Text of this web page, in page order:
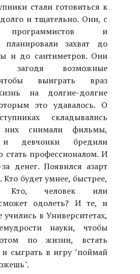
стали готовиться к
и тщательно. Они, с
и
планировали захват до
и до сантиметров. Они
загодя возможные
выиграть враз
на долгие-долгие
это удавалось. О
складывались
снимали фильмы,
и девчонки бредили
стать профессионалом. И
денег. Появился азарт
Кто будет умнее, быстрее,
Кто, человек или
одолеть? И те, и
учились в Университетах,
науки, чтобы
по жизни, встать
сыграть в игру "поймай